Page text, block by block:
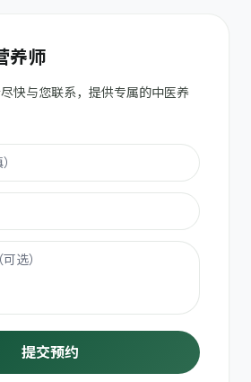
养师
快与您联系，提供专属的中医养
提交预约